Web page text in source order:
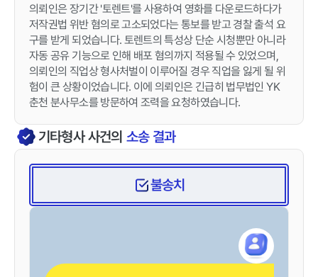
의뢰인은 장기간 '토렌트'를 사용하여 영화를 다운로드하다가
저작권법 위반 혐의로 고소되었다는 통보를 받고 경찰 출석 요
구를 받게 되었습니다. 토렌트의 특성상 단순 시청뿐만 아니라
자동 공유 기능으로 인해 배포 혐의까지 적용될 수 있었으며,
의뢰인의 직업상 형사처벌이 이루어질 경우 직업을 잃게 될 위
험이 큰 상황이었습니다. 이에 의뢰인은 긴급히 법무법인 YK
춘천 분사무소를 방문하여 조력을 요청하였습니다.
기타형사사건의 소송 결과
불송치